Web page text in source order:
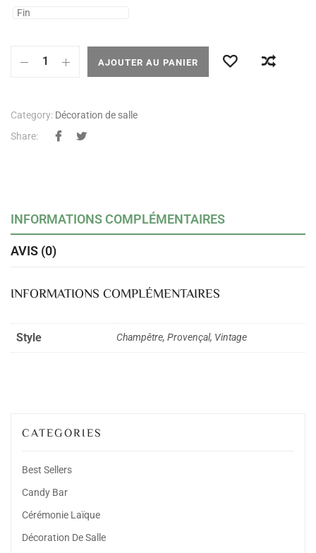
CATEGORIES
Best Sellers
Candy Bar
Cérémonie Laïque
Décoration De Salle
AJOUTER AU PANIER
Category: Décoration de salle
Share:
INFORMATIONS COMPLÉMENTAIRES
AVIS (0)
INFORMATIONS COMPLÉMENTAIRES
Style Champêtre, Provençal, Vintage